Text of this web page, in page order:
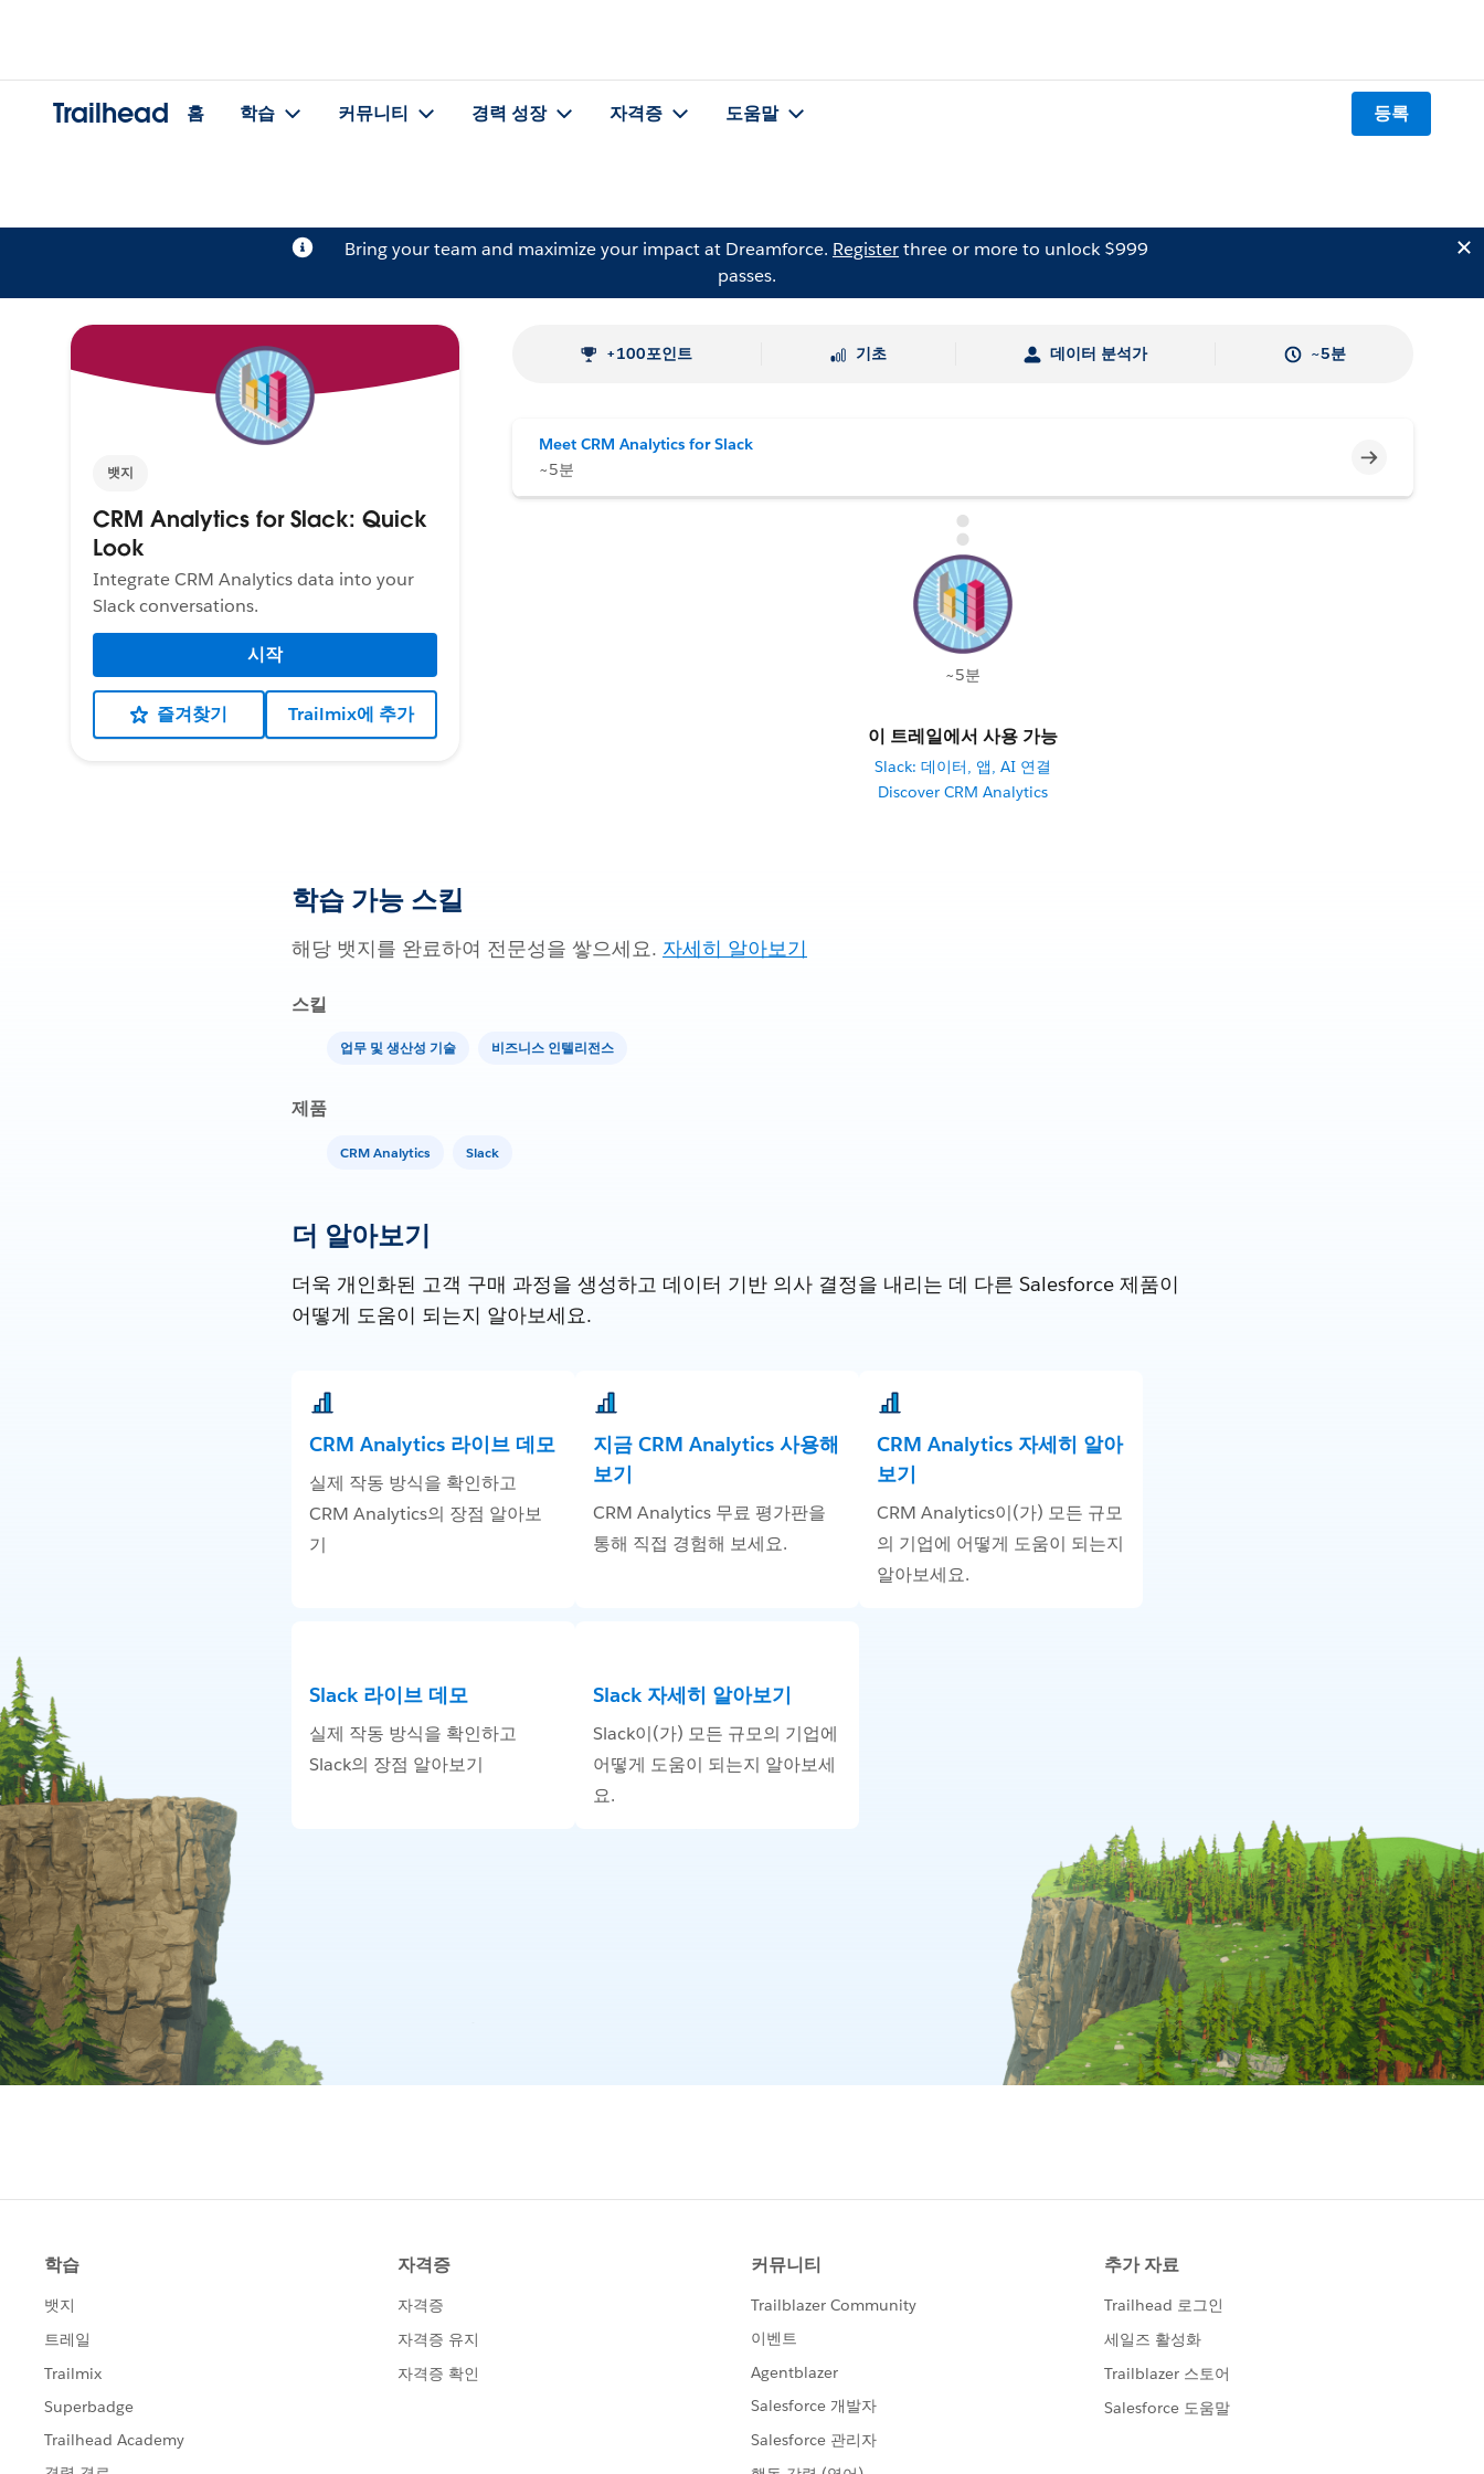
Trailhead 홈 학습 커뮤니티 경력 성장 자격증 도움말 등록
Bring your team and maximize your impact at Dreamforce. Registerthree or more to unlock $999
passes.
뱃지
CRM Analytics for Slack: Quick
Look
Integrate CRM Analytics data into your
Slack conversations.
시작
즐겨찾기 Trailmix에 추가
+100포인트 기초 데이터 분석가 ~5분
Meet CRM Analytics for Slack
~5분
미완료
~5분
이 트레일에서 사용 가능
Slack: 데이터, 앱, AI 연결
Discover CRM Analytics
학습 가능 스킬
해당 뱃지를 완료하여 전문성을 쌓으세요. 자세히 알아보기
스킬
업무 및 생산성 기술 비즈니스 인텔리전스
제품
CRM Analytics Slack
더 알아보기
더욱 개인화된 고객 구매 과정을 생성하고 데이터 기반 의사 결정을 내리는 데 다른 Salesforce 제품이
어떻게 도움이 되는지 알아보세요.
CRM Analytics 라이브 데모
실제 작동 방식을 확인하고
CRM Analytics의 장점 알아보
기
지금 CRM Analytics 사용해
보기
CRM Analytics 무료 평가판을
통해 직접 경험해 보세요.
CRM Analytics 자세히 알아
보기
CRM Analytics이(가) 모든 규모
의 기업에 어떻게 도움이 되는지
알아보세요.
Slack 라이브 데모
실제 작동 방식을 확인하고
Slack의 장점 알아보기
Slack 자세히 알아보기
Slack이(가) 모든 규모의 기업에
어떻게 도움이 되는지 알아보세
요.